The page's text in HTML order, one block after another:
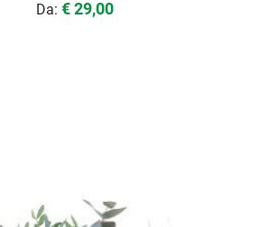
Da: € 29,00